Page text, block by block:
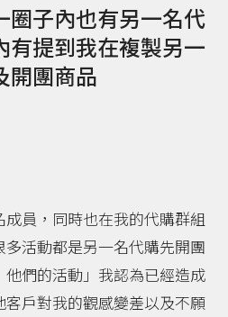
圈子內也有另一名代
有提到我在複製另一
開團商品
員，同時也在我的代購群組
活動都是另一名代購先開團
們的活動」我認為已經造成
戶對我的觀感變差以及不願